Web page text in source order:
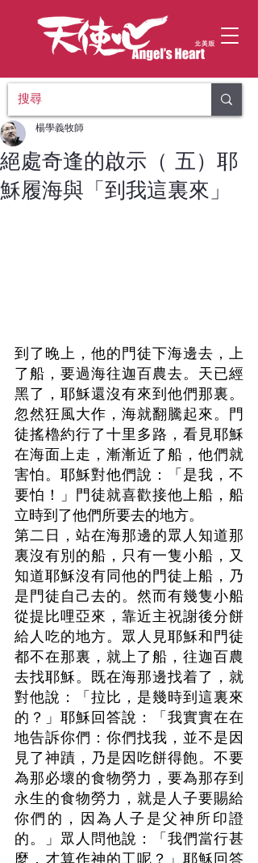
絕處奇逢的啟示（ 五）耶
穌履海與「到我這裏來」
楊學義牧師
到了晚上，他的門徒下海邊去，上
了船，要過海往迦百農去。天已經
黑了，耶穌還沒有來到他們那裏。
忽然狂風大作，海就翻騰起來。門
徒搖櫓約行了十里多路，看見耶穌
在海面上走，漸漸近了船，他們就
害怕。耶穌對他們說：「是我，不
要怕！」門徒就喜歡接他上船，船
立時到了他們所要去的地方。
第二日，站在海那邊的眾人知道那
裏沒有別的船，只有一隻小船，又
知道耶穌沒有同他的門徒上船，乃
是門徒自己去的。然而有幾隻小船
從提比哩亞來，靠近主祝謝後分餅
給人吃的地方。眾人見耶穌和門徒
都不在那裏，就上了船，往迦百農
去找耶穌。既在海那邊找着了，就
對他說：「拉比，是幾時到這裏來
的？」耶穌回答說：「我實實在在
地告訴你們：你們找我，並不是因
見了神蹟，乃是因吃餅得飽。不要
為那必壞的食物勞力，要為那存到
永生的食物勞力，就是人子要賜給
你們的，因為人子是父神所印證
的。」眾人問他說：「我們當行甚
麼，才算作神的工呢？」耶穌回答